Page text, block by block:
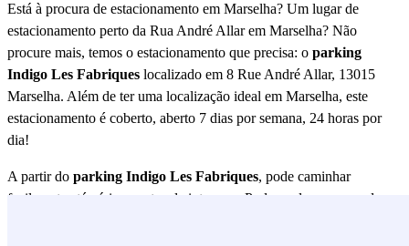
Está à procura de estacionamento em Marselha? Um lugar de
estacionamento perto da Rua André Allar em Marselha? Não
procure mais, temos o estacionamento que precisa: o parking
Indigo Les Fabriques localizado em 8 Rue André Allar, 13015
Marselha. Além de ter uma localização ideal em Marselha, este
estacionamento é coberto, aberto 7 dias por semana, 24 horas por
dia!
A partir do parking Indigo Les Fabriques, pode caminhar
facilmente até vários pontos de interesse. Pode explorar os arredores